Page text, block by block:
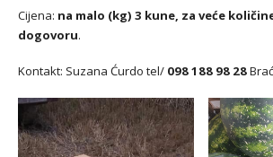
Cijena: na malo (kg) 3 kune, za veće
dogovoru.
Kontakt: Suzana Ćurdo tel/ 098 188 98 28